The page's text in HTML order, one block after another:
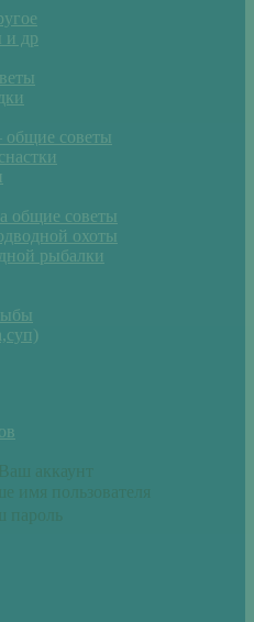
и др
советы
общие советы
охоты
рыбалки
аккаунт
имя пользователя
пароль